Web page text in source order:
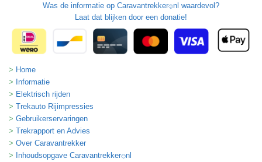
Was de informatie op Caravantrekker🙂nl waardevol?
Laat dat blijken door een donatie!
Home
Informatie
Elektrisch rijden
Trekauto Rijimpressies
Gebruikerservaringen
Trekrapport en Advies
Over Caravantrekker
Inhoudsopgave Caravantrekker🙂nl